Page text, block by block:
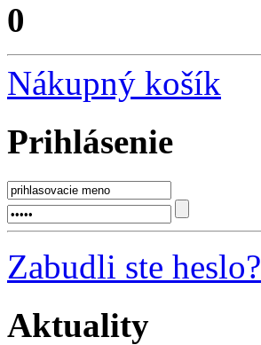
0
Nákupný košík
Prihlásenie
Zabudli ste heslo?
Aktuality